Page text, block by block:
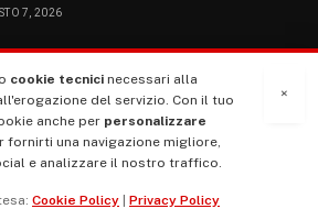
7, 2026
×
cookie tecnici necessari alla
del servizio. Con il tuo
anche per personalizzare
fornirti una navigazione migliore,
e analizzare il nostro traffico.
Cookie Policy Privacy Policy